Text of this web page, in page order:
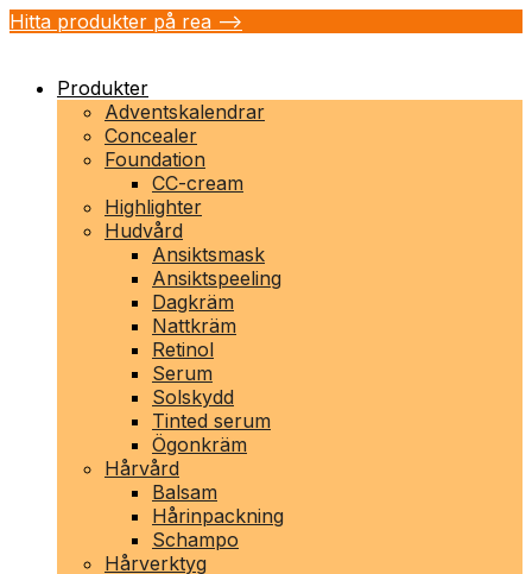
Hitta produkter på rea -->
Produkter
Adventskalendrar
Concealer
Foundation
CC-cream
Highlighter
Hudvård
Ansiktsmask
Ansiktspeeling
Dagkräm
Nattkräm
Retinol
Serum
Solskydd
Tinted serum
Ögonkräm
Hårvård
Balsam
Hårinpackning
Schampo
Hårverktyg